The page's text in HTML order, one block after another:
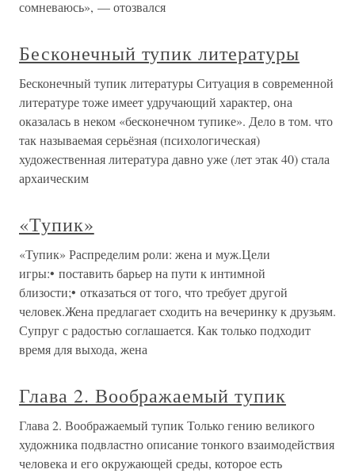
сомневаюсь», — отозвался
Бесконечный тупик литературы
Бесконечный тупик литературы Ситуация в современной
литературе тоже имеет удручающий характер, она
оказалась в неком «бесконечном тупике». Дело в том. что
так называемая серьёзная (психологическая)
художественная литература давно уже (лет этак 40) стала
архаическим
«Тупик»
«Тупик» Распределим роли: жена и муж.Цели
игры:• поставить барьер на пути к интимной
близости;• отказаться от того, что требует другой
человек.Жена предлагает сходить на вечеринку к друзьям.
Супруг с радостью соглашается. Как только подходит
время для выхода, жена
Глава 2. Воображаемый тупик
Глава 2. Воображаемый тупик Только гению великого
художника подвластно описание тонкого взаимодействия
человека и его окружающей среды, которое есть